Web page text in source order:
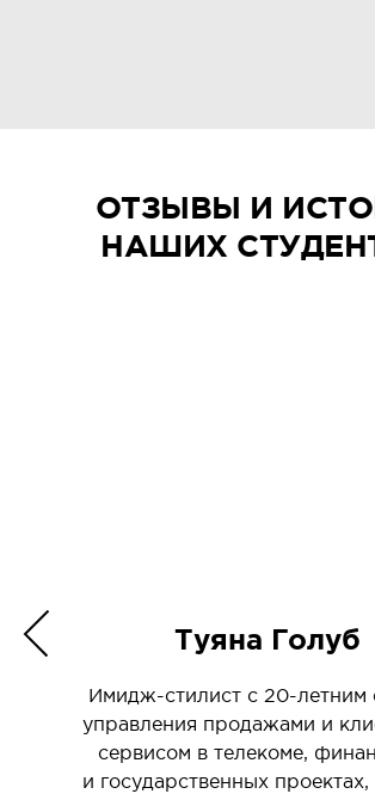
ОТЗЫВЫ И
НАШИХ
Туяна Голуб
Имидж-стилист с 20-летним
управления продажами и
сервисом в телекоме,
и государственных проектах,